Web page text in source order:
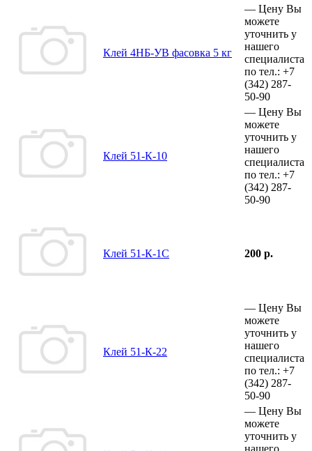
Клей 4НБ-УВ фасовка 5 кг
— Цену Вы
можете
уточнить у
нашего
специалиста
по тел.: +7
(342) 287-
50-90
Клей 51-К-10
— Цену Вы
можете
уточнить у
нашего
специалиста
по тел.: +7
(342) 287-
50-90
Клей 51-К-1С 200 р.
Клей 51-К-22
— Цену Вы
можете
уточнить у
нашего
специалиста
по тел.: +7
(342) 287-
50-90
— Цену Вы
можете
уточнить у
нашего